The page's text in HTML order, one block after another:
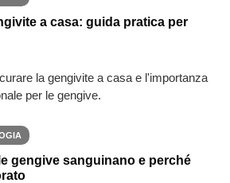
a casa: guida pratica per
la gengivite a casa e l'importanza
per le gengive.
gengive sanguinano e perché